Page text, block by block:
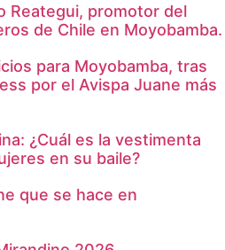
Reategui, promotor del
de Chile en Moyobamba.
para Moyobamba, tras
por el Avispa Juane más
¿Cuál es la vestimenta
en su baile?
que se hace en